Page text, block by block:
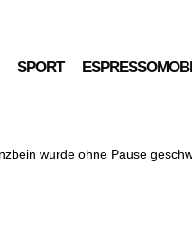
SPORT
wurde ohne Pause